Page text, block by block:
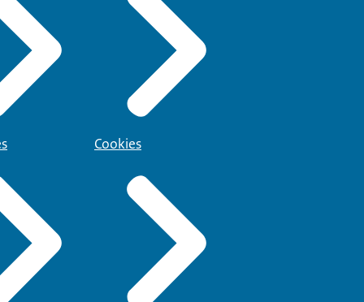
Cookies